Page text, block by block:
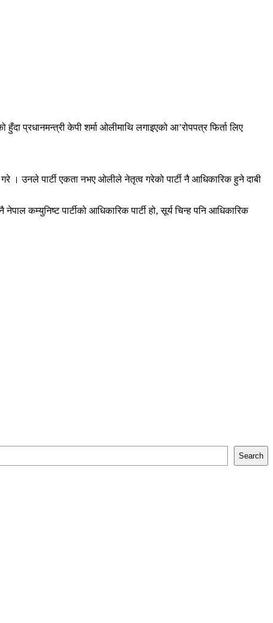
हुँदा प्रधानमन्त्री केपी शर्मा ओलीमाथि लगाइएको आ’रोपपत्र फिर्ता लिए
। उनले पार्टी एकता नभए ओलीले नेतृत्व गरेको पार्टी नै आधिकारिक हुने दाबी
कम्युनिष्ट पार्टीको आधिकारिक पार्टी हो, सूर्य चिन्ह पनि आधिकारिक
Search